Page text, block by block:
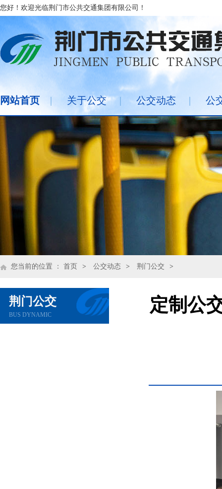
您好！欢迎光临荆门市公共交通集团有限公司！
网站首页 | 关于公交 | 公交动态 | 公
您当前的位置 ： 首页 > 公交动态 > 荆门公交 >
定制公
荆门公交
BUS DYNAMIC